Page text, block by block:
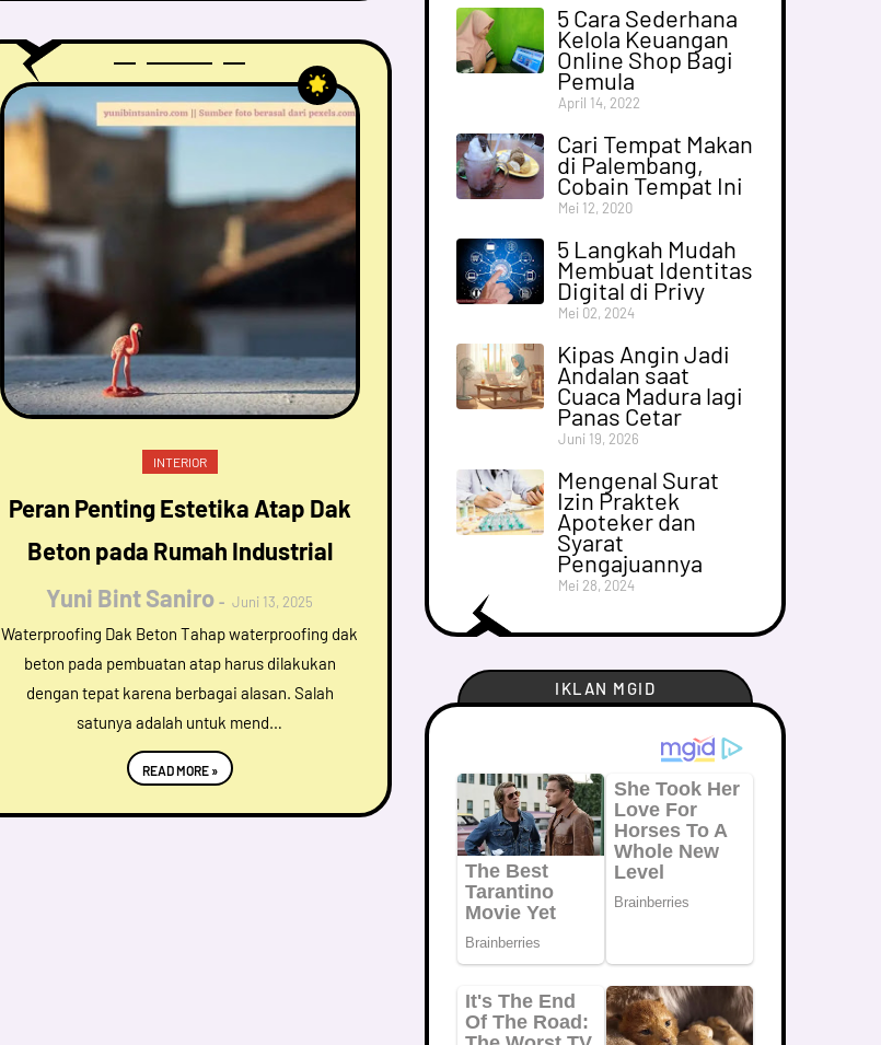
INTERIOR
Peran Penting Estetika Atap Dak
Beton pada Rumah Industrial
Yuni Bint Saniro
Juni 13, 2025
Waterproofing Dak Beton Tahap waterproofing dak
beton pada pembuatan atap harus dilakukan
dengan tepat karena berbagai alasan. Salah
satunya adalah untuk mend…
READ MORE »
5 Cara Sederhana
Kelola Keuangan
Online Shop Bagi
Pemula
April 14, 2022
Cari Tempat Makan
di Palembang,
Cobain Tempat Ini
Mei 12, 2020
5 Langkah Mudah
Membuat Identitas
Digital di Privy
Mei 02, 2024
Kipas Angin Jadi
Andalan saat
Cuaca Madura lagi
Panas Cetar
Juni 19, 2026
Mengenal Surat
Izin Praktek
Apoteker dan
Syarat
Pengajuannya
Mei 28, 2024
IKLAN MGID